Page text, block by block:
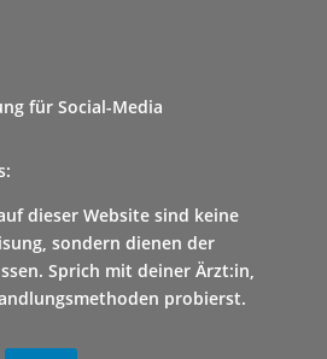
für Social-Media
dieser Website sind keine
sondern dienen der
Sprich mit deiner Ärzt:in,
probierst.